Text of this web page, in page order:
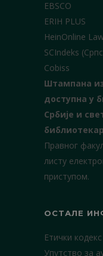
EBSCO
ERIH PLUS
HeinOnline
SCIndeks
Cobiss
Штампана
доступна у
Србије и
Правног
листу
приступом.
ОСТАЛЕ
Етички кодекс
Упутство за